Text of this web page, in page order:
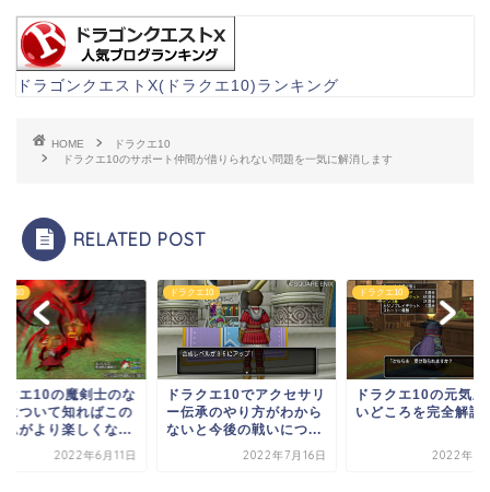
ドラゴンクエストX(ドラクエ10)ランキング
HOME
ドラクエ10
ドラクエ10のサポート仲間が借りられない問題を一気に解消します
RELATED POST
エ10
クエ10の魔剣士のな
について知ればこの
ムがより楽しくな...
2022年6月11日
ドラクエ10
ドラクエ10でアクセサリ
ー伝承のやり方がわから
ないと今後の戦いにつ...
2022年7月16日
ドラクエ10
ドラクエ10の元気玉
いどころを完全解説
2022年8